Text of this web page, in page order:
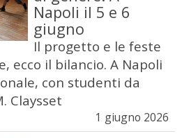
Napoli il 5 e 6
giugno
Il progetto e le feste
ecco il bilancio. A Napoli
con studenti da
Claysset
1 giugno 2026